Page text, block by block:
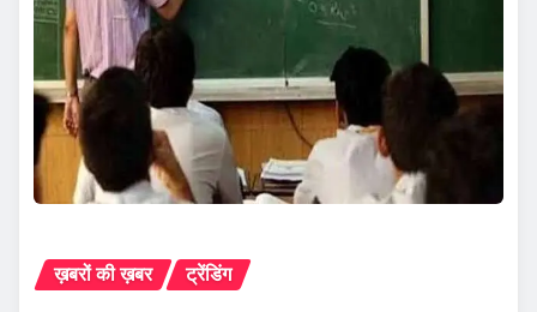
ख़बरों की ख़बर ट्रेंडिंग